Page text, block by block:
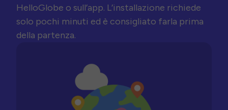
HelloGlobe o sull’app. L’installazione richiede
solo pochi minuti ed è consigliato farla prima
della partenza.